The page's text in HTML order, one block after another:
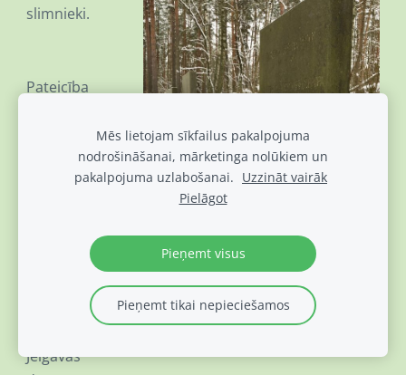
slimnieki.
Pateicība
“Ģintermuiža”
darbiniekiem
I.Rēvelei un
A.Meijerei par
uzturēšanu,
Jelgavas
Mēs lietojam sīkfailus pakalpojuma
nodrošināšanai, mārketinga nolūkiem un
pakalpojuma uzlabošanai. Uzzināt vairāk
Pielāgot
Pieņemt visus
Pieņemt tikai nepieciešamos